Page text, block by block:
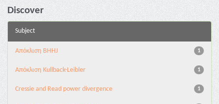
Discover
Subject
1
Aπόκλιση BHHJ
1
Aπόκλιση Kullback-Leibler
1
Cressie and Read power divergence